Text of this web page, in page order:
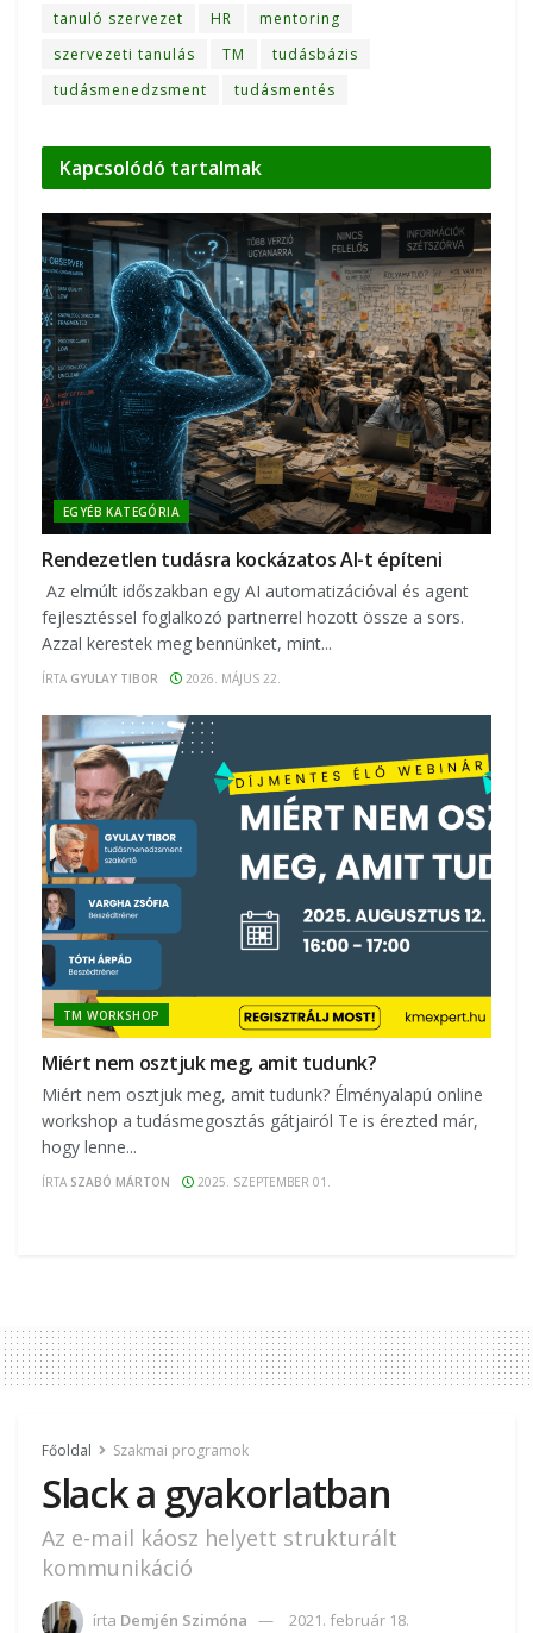
tanuló szervezet HR
mentoring
szervezeti tanulás
TM
tudásbázis
tudásmenedzsment
tudásmentés
Kapcsolódó tartalmak
EGYÉB KATEGÓRIA
Rendezetlen tudásra kockázatos AI-t építeni
Az elmúlt időszakban egy AI automatizációval és agent
fejlesztéssel foglalkozó partnerrel hozott össze a sors.
Azzal kerestek meg bennünket, mint...
ÍRTA GYULAY TIBOR 2026. MÁJUS 22.
TM WORKSHOP
Miért nem osztjuk meg, amit tudunk?
Miért nem osztjuk meg, amit tudunk? Élményalapú online
workshop a tudásmegosztás gátjairól Te is érezted már,
hogy lenne...
ÍRTA SZABÓ MÁRTON 2025. SZEPTEMBER 01.
Főoldal Szakmai programok
Slack a gyakorlatban
Az e-mail káosz helyett strukturált
kommunikáció
írta Demjén Szimóna 2021. február 18.